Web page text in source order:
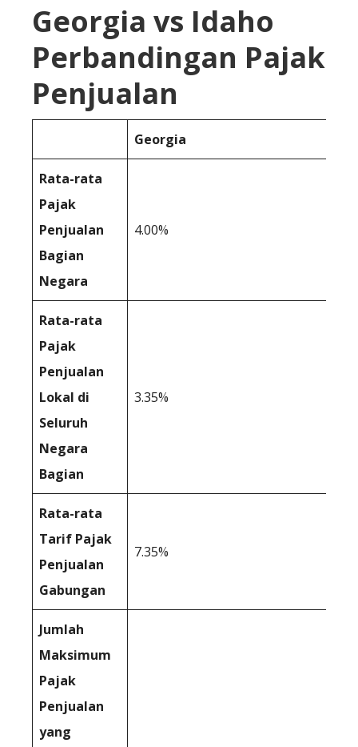
Georgia vs Idaho
Perbandingan Pajak
Penjualan
Georgia
Rata-rata
Pajak
Penjualan
Bagian
Negara
4.00%
Rata-rata
Pajak
Penjualan
Lokal di
Seluruh
Negara
Bagian
3.35%
Rata-rata
Tarif Pajak
Penjualan
Gabungan
7.35%
Jumlah
Maksimum
Pajak
Penjualan
yang